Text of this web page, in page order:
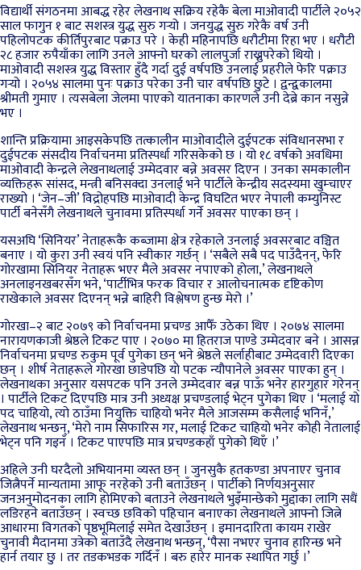
विद्यार्थी संगठनमा आबद्ध रहेर लेखनाथ सक्रिय रहेकै बेला माओवादी पार्टीले २०५२
साल फागुन १ बाट सशस्त्र युद्ध सुरु गर्‍यो । जनयुद्ध सुरु गरेकै वर्ष उनी
पहिलोपटक कीर्तिपुरबाट पक्राउ परे । केही महिनापछि धरौटीमा रिहा भए । धरौटी
२८ हजार रुपैयाँका लागि उनले आफ्नो घरको लालपुर्जा राख्नुपरेको थियो ।
माओवादी सशस्त्र युद्ध विस्तार हुँदै गर्दा दुई वर्षपछि उनलाई प्रहरीले फेरि पक्राउ
गर्‍यो । २०५४ सालमा पुनः पक्राउ परेका उनी चार वर्षपछि छुटे । द्वन्द्वकालमा
श्रीमती गुमाए । त्यसबेला जेलमा पाएको यातनाका कारणले उनी देब्रे कान नसुन्ने
भए ।
शान्ति प्रक्रियामा आइसकेपछि तत्कालीन माओवादीले दुईपटक संविधानसभा र
दुईपटक संसदीय निर्वाचनमा प्रतिस्पर्धा गरिसकेको छ । यो १८ वर्षको अवधिमा
माओवादी केन्द्रले लेखनाथलाई उम्मेदवार बन्ने अवसर दिएन । उनका समकालीन
व्यक्तिहरू सांसद, मन्त्री बनिसक्दा उनलाई भने पार्टीले केन्द्रीय सदस्यमा खुम्चाएर
राख्यो । ‘जेन–जी’ विद्रोहपछि माओवादी केन्द्र विघटित भएर नेपाली कम्युनिस्ट
पार्टी बनेसँगै लेखनाथले चुनावमा प्रतिस्पर्धा गर्ने अवसर पाएका छन् ।
यसअघि ‘सिनियर’ नेताहरूकै कब्जामा क्षेत्र रहेकाले उनलाई अवसरबाट वञ्चित
बनाए । यो कुरा उनी स्वयं पनि स्वीकार गर्छन् । ‘सबैले सबै पद पाउँदैनन्, फेरि
गोरखामा सिनियर नेताहरू भएर मैले अवसर नपाएको होला,’ लेखनाथले
अनलाइनखबरसँग भने, ‘पार्टीभित्र फरक विचार र आलोचनात्मक दृष्टिकोण
राखेकाले अवसर दिएनन् भन्ने बाहिरी विश्लेषण हुन्छ मेरो ।’
गोरखा–२ बाट २०७९ को निर्वाचनमा प्रचण्ड आफैँ उठेका थिए । २०७४ सालमा
नारायणकाजी श्रेष्ठले टिकट पाए । २०७० मा हितराज पाण्डे उम्मेदवार बने । आसन्न
निर्वाचनमा प्रचण्ड रुकुम पूर्व पुगेका छन् भने श्रेष्ठले सर्लाहीबाट उम्मेदवारी दिएका
छन् । शीर्ष नेताहरूले गोरखा छाडेपछि यो पटक न्यौपानेले अवसर पाएका हुन् ।
लेखनाथका अनुसार यसपटक पनि उनले उम्मेदवार बन्न पाऊँ भनेर हारगुहार गरेनन्
। पार्टीले टिकट दिएपछि मात्र उनी अध्यक्ष प्रचण्डलाई भेट्न पुगेका थिए । ‘मलाई यो
पद चाहियो, त्यो ठाउँमा नियुक्ति चाहियो भनेर मैले आजसम्म कसैलाई भनिनँ,’
लेखनाथ भन्छन्, ‘मेरो नाम सिफारिस गर, मलाई टिकट चाहियो भनेर कोही नेतालाई
भेट्न पनि गइनँ । टिकट पाएपछि मात्र प्रचण्डकहाँ पुगेको थिएँ ।’
अहिले उनी घरदैलो अभियानमा व्यस्त छन् । जुनसुकै हतकण्डा अपनाएर चुनाव
जित्नैपर्ने मान्यतामा आफू नरहेको उनी बताउँछन् । पार्टीको निर्णयअनुसार
जनअनुमोदनका लागि होमिएको बताउने लेखनाथले भुइँमान्छेको मुद्दाका लागि सधैं
लडिरहने बताउँछन् । स्वच्छ छविको पहिचान बनाएका लेखनाथले आफ्नो जित्ने
आधारमा विगतको पृष्ठभूमिलाई समेत देखाउँछन् । इमानदारिता कायम राखेर
चुनावी मैदानमा उत्रेको बताउँदै लेखनाथ भन्छन्, ‘पैसा नभएर चुनाव हारिन्छ भने
हार्न तयार छु । तर तडकभडक गर्दिनँ । बरु हारेर मानक स्थापित गर्छु ।’